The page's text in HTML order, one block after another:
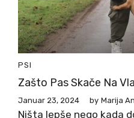
PSI
Zašto Pas Skače Na
Januar 23, 2024 by Marija
Ništa lepše nego kada